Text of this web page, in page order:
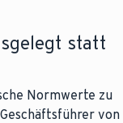
statt
Normwerte zu
von